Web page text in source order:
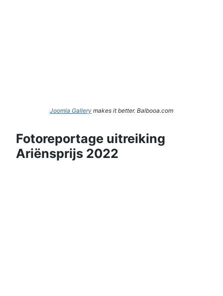
Joomla Gallery makes it better. Balbooa.com
Fotoreportage uitreiking
Ariënsprijs 2022